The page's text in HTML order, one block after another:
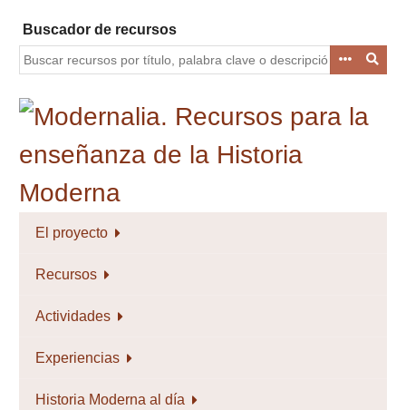
contenido
principal
Buscador de recursos
El proyecto
Recursos
Actividades
Experiencias
Historia Moderna al día